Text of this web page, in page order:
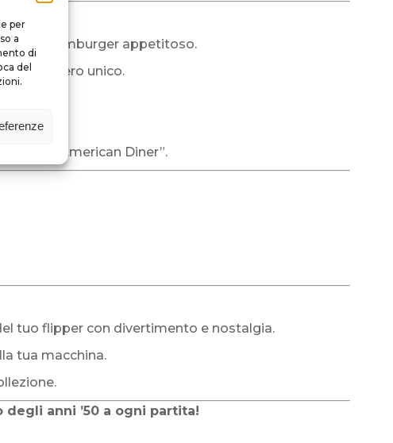
per
a
di
del
di un hamburger appetitoso.
è davvero unico.
dettagli.
tema “American Diner”.
tuo flipper con divertimento e nostalgia.
tua macchina.
anni ’50 a ogni partita!